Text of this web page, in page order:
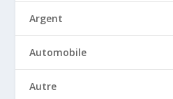
Argent
Automobile
Autre